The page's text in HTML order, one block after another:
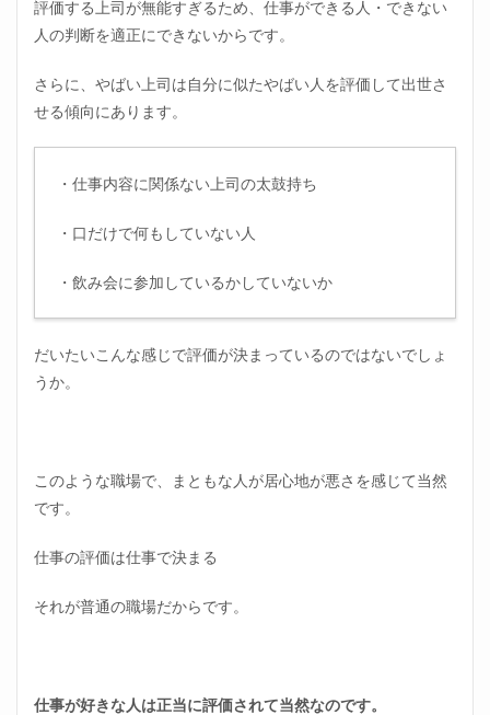
評価する上司が無能すぎるため、仕事ができる人・できない
人の判断を適正にできないからです。
さらに、やばい上司は自分に似たやばい人を評価して出世さ
せる傾向にあります。
・仕事内容に関係ない上司の太鼓持ち
・口だけで何もしていない人
・飲み会に参加しているかしていないか
だいたいこんな感じで評価が決まっているのではないでしょ
うか。
このような職場で、まともな人が居心地が悪さを感じて当然
です。
仕事の評価は仕事で決まる
それが普通の職場だからです。
仕事が好きな人は正当に評価されて当然なのです。